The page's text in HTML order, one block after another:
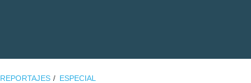
REPORTAJES ESPECIAL